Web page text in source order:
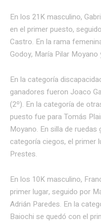
En los 21K masculino,
en el primer puesto,
Castro. En la rama
Godoy, María Pilar Moyano
En la categoría
ganadores fueron Joaco
(2º). En la categoría de
puesto fue para Tomás
Moyano. En silla de
categoría ciegos, el primer
Prestes.
En los 10K masculino,
primer lugar, seguido por
Adrián Paredes. En la
Baiochi se quedó con el